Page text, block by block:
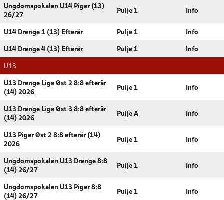
Ungdomspokalen U14 Piger (13)
26/27
Pulje 1 Info
U14 Drenge 1 (13) Efterår Pulje 1 Info
U14 Drenge 4 (13) Efterår Pulje 1 Info
U13
U13 Drenge Liga Øst 2 8:8 efterår
(14) 2026
Pulje 1 Info
U13 Drenge Liga Øst 3 8:8 efterår
(14) 2026
Pulje A Info
U13 Piger Øst 2 8:8 efterår (14)
2026
Pulje 1 Info
Ungdomspokalen U13 Drenge 8:8
(14) 26/27
Pulje 1 Info
Ungdomspokalen U13 Piger 8:8
(14) 26/27
Pulje 1 Info